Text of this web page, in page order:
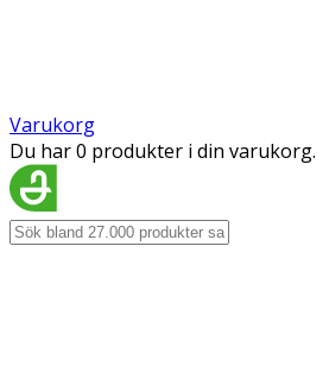
Varukorg
Du har 0 produkter i din varukorg.